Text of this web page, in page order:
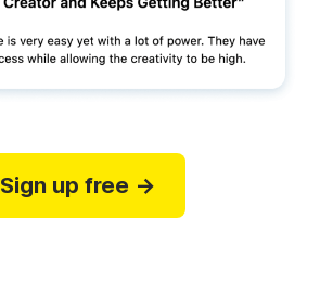
Sign up free →